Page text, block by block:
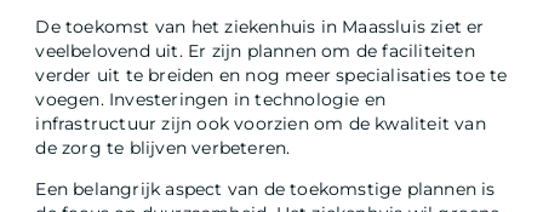
De toekomst van het ziekenhuis in Maassluis ziet er
veelbelovend uit. Er zijn plannen om de faciliteiten
verder uit te breiden en nog meer specialisaties toe te
voegen. Investeringen in technologie en
infrastructuur zijn ook voorzien om de kwaliteit van
de zorg te blijven verbeteren.
Een belangrijk aspect van de toekomstige plannen is